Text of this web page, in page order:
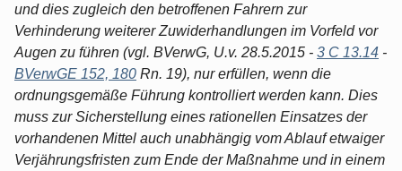
und dies zugleich den betroffenen Fahrern zur
Verhinderung weiterer Zuwiderhandlungen im Vorfeld vor
Augen zu führen (vgl. BVerwG, U.v. 28.5.2015 - 3 C 13.14 -
BVerwGE 152, 180 Rn. 19), nur erfüllen, wenn die
ordnungsgemäße Führung kontrolliert werden kann. Dies
muss zur Sicherstellung eines rationellen Einsatzes der
vorhandenen Mittel auch unabhängig vom Ablauf etwaiger
Verjährungsfristen zum Ende der Maßnahme und in einem